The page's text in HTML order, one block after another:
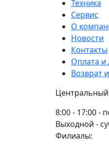
Техника
Сервис
О
Новости
Контакты
Оплата и
Возврат
8:00 - 17:00 -
Выходной -
Филиалы: